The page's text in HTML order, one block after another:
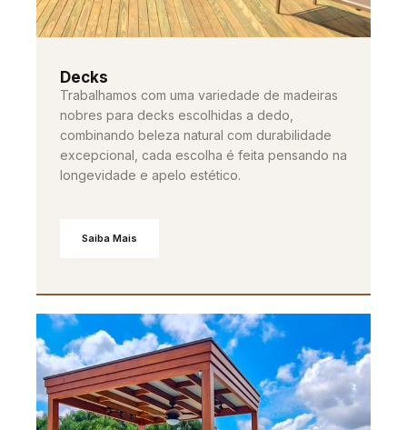
Decks
Trabalhamos com uma variedade de madeiras
nobres para decks escolhidas a dedo,
combinando beleza natural com durabilidade
excepcional, cada escolha é feita pensando na
longevidade e apelo estético.
Saiba Mais